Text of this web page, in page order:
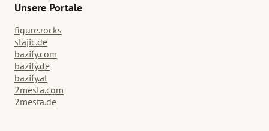
Unsere Portale
figure.rocks
stajic.de
bazify.com
bazify.de
bazify.at
2mesta.com
2mesta.de